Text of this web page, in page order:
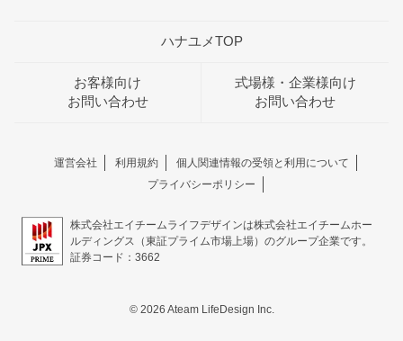
ハナユメTOP
お客様向け
お問い合わせ
式場様・企業様向け
お問い合わせ
運営会社 利用規約
個人関連情報の受領と利用について
プライバシーポリシー
株式会社エイチームライフデザインは株式会社エイチームホー
ルディングス（東証プライム市場上場）のグループ企業です。
証券コード：3662
© 2026 Ateam LifeDesign Inc.